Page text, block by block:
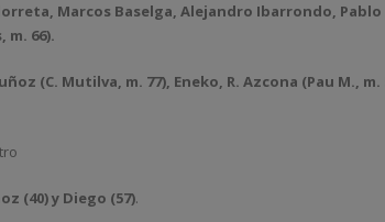
Marcos Baselga, Alejandro Ibarrondo, Pablo
m. 66).
(C. Mutilva, m. 77), Eneko, R. Azcona (Pau M.,
(40) y Diego (57).